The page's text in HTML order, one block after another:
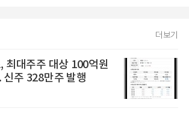
더보기
최대주주 대상 100억원
신주 328만주 발행